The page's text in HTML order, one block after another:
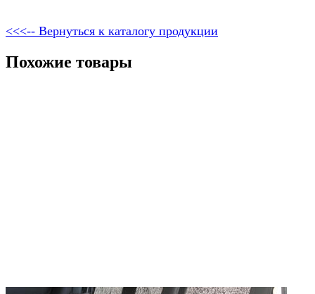
<<<-- Вернуться к каталогу продукции
Похожие товары